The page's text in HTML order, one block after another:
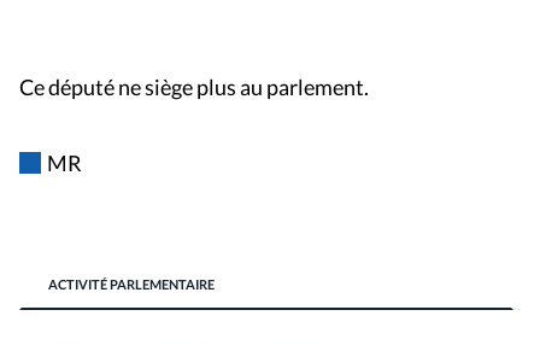
Ce député ne siège plus au parlement.
MR
ACTIVITÉ PARLEMENTAIRE